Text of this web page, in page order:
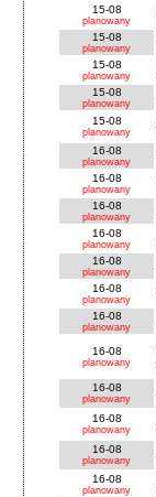
15-08
planowany
15-08
planowany
15-08
planowany
15-08
planowany
15-08
planowany
16-08
planowany
16-08
planowany
16-08
planowany
16-08
planowany
16-08
planowany
16-08
planowany
16-08
planowany
16-08
planowany
16-08
planowany
16-08
planowany
16-08
planowany
16-08
planowany